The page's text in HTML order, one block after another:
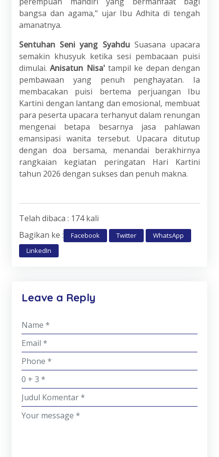
bangsa dan agama," ujar Ibu Adhita di tengah
amanatnya.
Sentuhan Seni yang SyahduSuasana upacara
semakin khusyuk ketika sesi pembacaan puisi
dimulai.Anisatun Nisa'tampil ke depan dengan
pembawaan yang penuh penghayatan. Ia
membacakan puisi bertema perjuangan Ibu
Kartini dengan lantang dan emosional, membuat
para peserta upacara terhanyut dalam renungan
mengenai betapa besarnya jasa pahlawan
emansipasi wanita tersebut. Upacara ditutup
dengan doa bersama, menandai berakhirnya
rangkaian kegiatan peringatan Hari Kartini
tahun 2026 dengan sukses dan penuh makna.
Telah dibaca : 174 kali
Bagikan ke :
Facebook Twitter
WhatsApp
LinkedIn
Leave a Reply